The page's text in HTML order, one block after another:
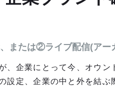
または②ライブ配信(アー
、企業にとって今、オウン
設定、企業の中と外を結ぶ